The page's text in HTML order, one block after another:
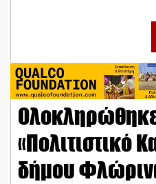
«Πολιτιστικό
δήμου